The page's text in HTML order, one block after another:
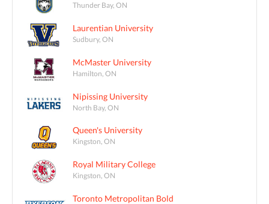
Thunder Bay, ON
Laurentian University
Sudbury, ON
McMaster University
Hamilton, ON
Nipissing University
North Bay, ON
Queen's University
Kingston, ON
Royal Military College
Kingston, ON
Toronto Metropolitan Bold